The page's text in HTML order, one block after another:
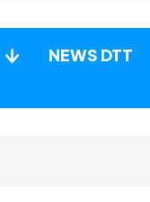
NEWS DTT